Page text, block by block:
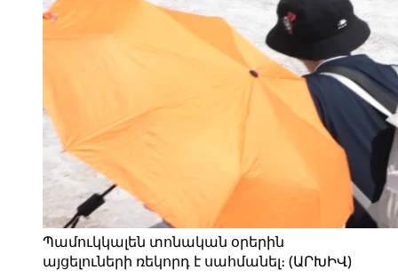
Պամուկկալեն տոնական օրերին
այցելուների ռեկորդ է սահմանել։ (ԱՐԽԻՎ)